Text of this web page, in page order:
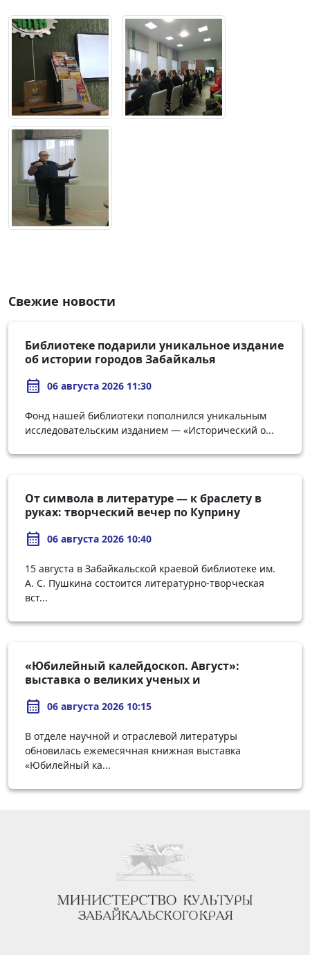
Свежие новости
Библиотеке подарили уникальное издание
об истории городов Забайкалья
calendar_month 06 августа 2026 11:30
Фонд нашей библиотеки пополнился уникальным
исследовательским изданием — «Исторический о...
От символа в литературе — к браслету в
руках: творческий вечер по Куприну
calendar_month 06 августа 2026 10:40
15 августа в Забайкальской краевой библиотеке им.
А. С. Пушкина состоится литературно-творческая
вст...
«Юбилейный калейдоскоп. Август»:
выставка о великих ученых и
calendar_month 06 августа 2026 10:15
В отделе научной и отраслевой литературы
обновилась ежемесячная книжная выставка
«Юбилейный ка...